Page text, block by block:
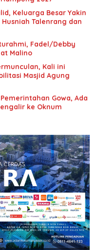
Keluarga Besar Yakin
Talenrang dan
Fadel/Debby
Malino
Kali ini
Masjid Agung
Gowa, Ada
ke Oknum